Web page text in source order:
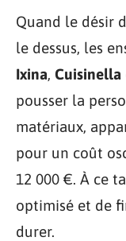
Quand le désir
le dessus, les
Ixina, Cuisinella
pousser la
matériaux,
pour un coût
12 000 €. À ce
optimisé et de
durer.